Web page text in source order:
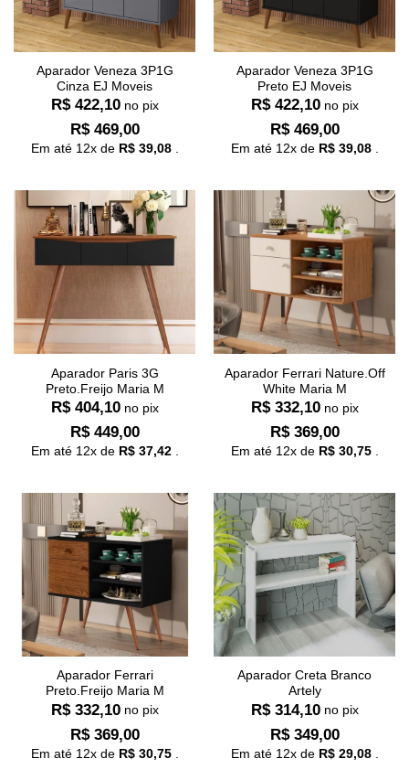
Aparador Veneza 3P1G
Cinza EJ Moveis
R$422,10 no pix
R$469,00
Em até 12x de R$39,08.
Aparador Veneza 3P1G
Preto EJ Moveis
R$422,10 no pix
R$469,00
Em até 12x de R$39,08.
Aparador Paris 3G
Preto.Freijo Maria M
R$404,10 no pix
R$449,00
Em até 12x de R$37,42.
Aparador Ferrari Nature.Off
White Maria M
R$332,10 no pix
R$369,00
Em até 12x de R$30,75.
Aparador Ferrari
Preto.Freijo Maria M
R$332,10 no pix
R$369,00
Em até 12x de R$30,75.
Aparador Creta Branco
Artely
R$314,10 no pix
R$349,00
Em até 12x de R$29,08.